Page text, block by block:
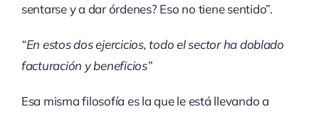
sentarse y a dar órdenes? Eso no tiene sentido”.
“En estos dos ejercicios, todo el sector ha doblado
facturación y beneficios”
Esa misma filosofía es la que le está llevando a